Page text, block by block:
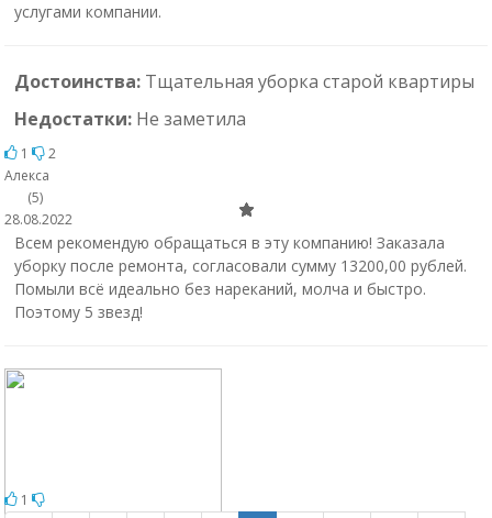
услугами компании.
Достоинства: Тщательная уборка старой квартиры
Недостатки: Не заметила
1
2
Алекса
(5)
28.08.2022
Всем рекомендую обращаться в эту компанию! Заказала
уборку после ремонта, согласовали сумму 13200,00 рублей.
Помыли всё идеально без нареканий, молча и быстро.
Поэтому 5 звезд!
1